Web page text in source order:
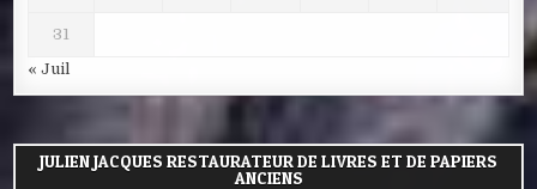
31
« Juil
JULIEN JACQUES RESTAURATEUR DE LIVRES ET DE PAPIERS
ANCIENS